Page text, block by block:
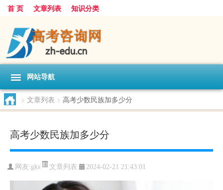
首 页 文章列表 知识分类
网站导航
> 文章列表 > 高考少数民族加多少分
高考少数民族加多少分
网友:gks 文章列表 2024-02-21 21:43:01